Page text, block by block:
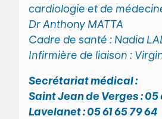
cardiologie et de
Dr Anthony MATTA
Cadre de santé : Nadia
Infirmière de liaison :
Secrétariat médical :
Saint Jean de Verges : 05
Lavelanet : 05 61 65 79 64